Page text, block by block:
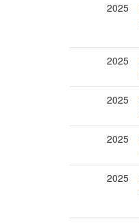
2025
2025
2025
2025
2025